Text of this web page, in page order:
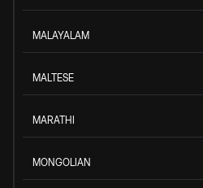
MALAYALAM
MALTESE
MARATHI
MONGOLIAN